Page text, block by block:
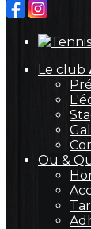
Le club
Ou &